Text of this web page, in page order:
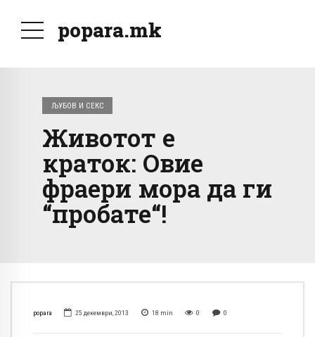
popara.mk
ЉУБОВ И СЕКС
Животот е
краток: Овие
фраери мора да ги
“пробате“!
popara 25 декември, 2013 18 min 0 0